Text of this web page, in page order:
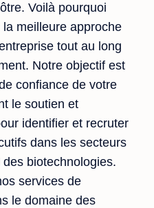
Voilà pourquoi
meilleure approche
tout au long
Notre objectif est
confiance de votre
le soutien et
identifier et recruter
dans les secteurs
biotechnologies.
services de
le domaine des